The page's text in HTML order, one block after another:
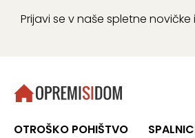
Prijavi se v naše spletne
OTROŠKO POHIŠTVO